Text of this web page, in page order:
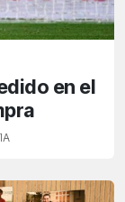
en el